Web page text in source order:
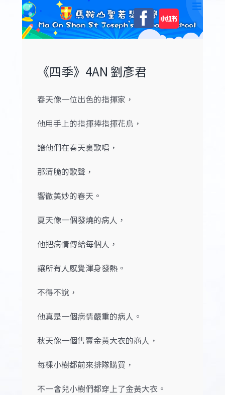
content
Facebook
自
訂
《四季》4AN 劉彥君
春天像一位出色的指揮家，
他用手上的指揮捧指揮花鳥，
讓他們在春天裏歌唱，
那清脆的歌聲，
響徹美妙的春天。
夏天像一個發燒的病人，
他把病情傳給每個人，
讓所有人感覺渾身發熱。
不得不說，
他真是一個病情嚴重的病人。
秋天像一個售賣金黃大衣的商人，
每棵小樹都前來排隊購買，
不一會兒小樹們都穿上了金黃大衣。